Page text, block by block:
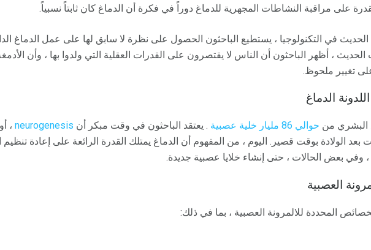
على مراقبة النشاطات المجهرية للدماغ دوراً في فكرة أن الدماغ كان ثابتاً نسبياً.
في التكنولوجيا ، يستطيع الباحثون الحصول على نظرة لا سابق لها على عمل الدماغ
، أظهر الباحثون أن الناس لا يقتصرون على القدرات العقلية التي ولدوا بها ، وأن الأدمغة
تغيير ملحوظ.
الدماغ
البشري من حوالي 86 مليار خلية عصبية . يعتقد الباحثون في وقت مبكر أن neurogenesis ،
بعد الولادة بوقت قصير. اليوم ، من المفهوم أن الدماغ يمتلك القدرة الرائعة على إعادة
وفي بعض الحالات ، حتى إنشاء خلايا عصبية جديدة.
العصبية
المحددة للالمرونة العصبية ، بما في ذلك: